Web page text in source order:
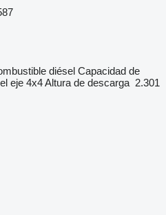
diésel Capacidad de
eje 4x4Altura de descarga 2.301